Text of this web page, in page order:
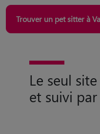
Trouver un pet sitter à
Le seul
et suivi